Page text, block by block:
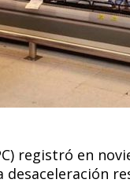
registró en